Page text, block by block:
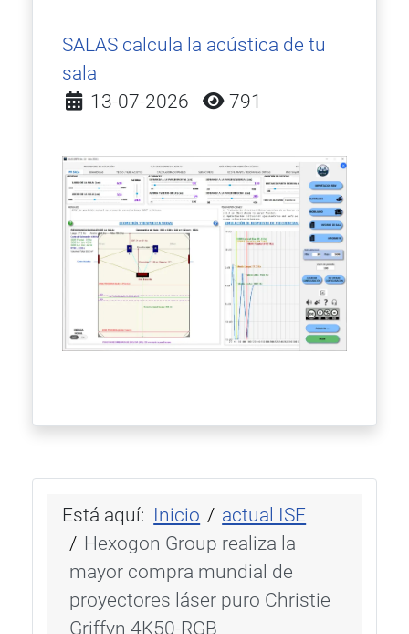
SALAS calcula la acústica de tu
sala
Detalles
13-07-2026 791
Está aquí: Inicio
actual ISE
Hexogon Group realiza la
mayor compra mundial de
proyectores láser puro Christie
Griffyn 4K50-RGB